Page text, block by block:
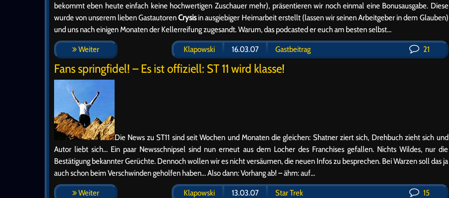
bekommt eben heute einfach keine hochwertigen Zuschauer mehr), präsentieren wir noch einmal eine Bonusausgabe. Diese
wurde von unserem lieben GastautorenCrysisin ausgiebiger Heimarbeit erstellt (lassen wir seinen Arbeitgeber in dem Glauben)
und uns nach einigen Monaten der Kellerreifung zugesandt. Warum, das podcasted er euch am besten selbst…
Weiter Klapowski 16.03.07 Gastbeitrag 21
Fans springfidel! – Es ist offiziell: ST 11 wird klasse!
Die News zu ST11 sind seit Wochen und Monaten die gleichen: Shatner ziert sich, Drehbuch zieht sich und
Autor liebt sich… Ein paar Newsschnipsel sind nun erneut aus dem Locher des Franchises gefallen. Nichts Wildes, nur die
Bestätigung bekannter Gerüchte. Dennoch wollen wir es nicht versäumen, die neuen Infos zu besprechen. Bei Warzen soll das ja
auch schon beim Verschwinden geholfen haben… Also dann: Vorhang ab! – ähm: auf…
Weiter Klapowski 13.03.07 Star Trek 15